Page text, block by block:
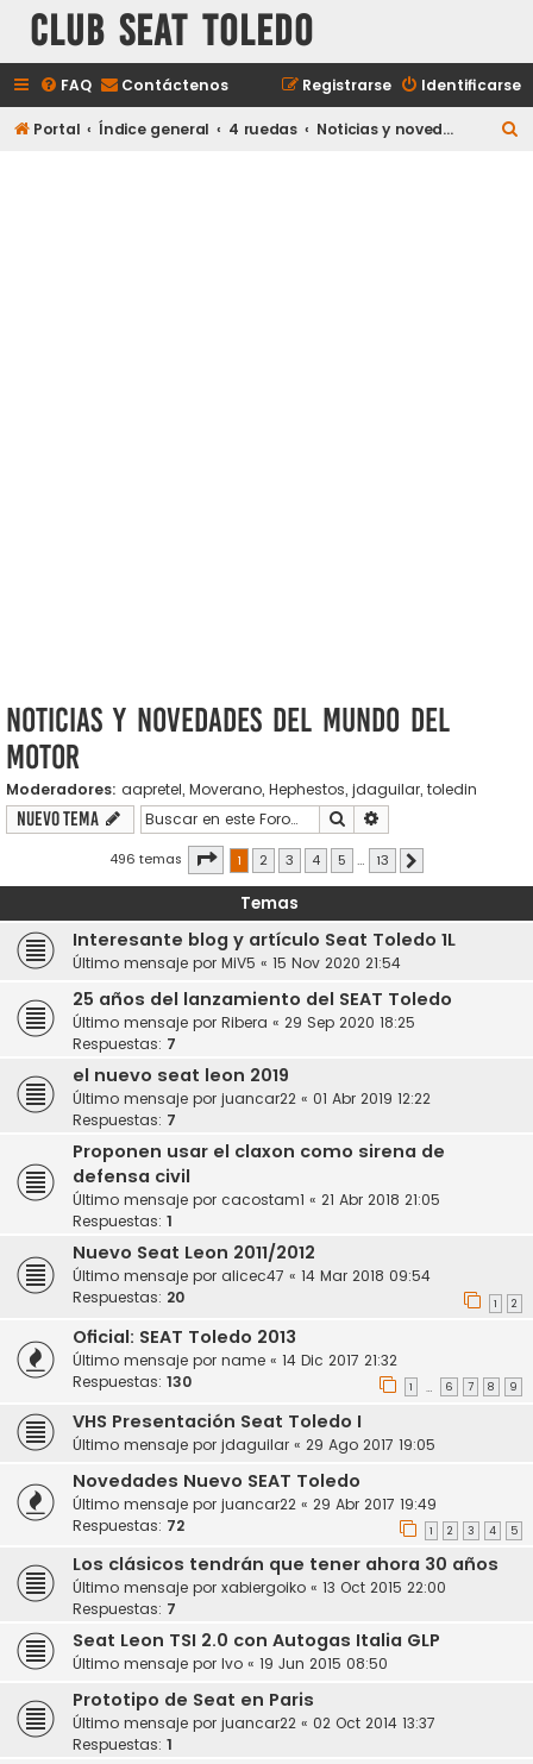
Club Seat Toledo
FAQ Contáctenos Identificarse
Registrarse
Portal Índice general 4 ruedas Noticias y novedades del mundo del motor
Noticias y novedades del mundo del
motor
Moderadores: aapretel, Moverano, Hephestos, jdaguilar, toledin
Nuevo Tema Buscar
496 temas Página de 13
1 2 3 4 5 … 13
Temas
Interesante blog y artículo Seat Toledo 1L
Último mensaje por MiV5 « 15 Nov 2020 21:54
25 años del lanzamiento del SEAT Toledo
Último mensaje por Ribera « 29 Sep 2020 18:25
Respuestas: 7
el nuevo seat leon 2019
Último mensaje por juancar22 « 01 Abr 2019 12:22
Respuestas: 7
Proponen usar el claxon como sirena de
defensa civil
Último mensaje por cacostam1 « 21 Abr 2018 21:05
Respuestas: 1
Nuevo Seat Leon 2011/2012
Último mensaje por alicec47 « 14 Mar 2018 09:54
Respuestas: 20 1 2
Oficial: SEAT Toledo 2013
Último mensaje por name « 14 Dic 2017 21:32
Respuestas: 130 1 … 6 7 8 9
VHS Presentación Seat Toledo I
Último mensaje por jdaguilar « 29 Ago 2017 19:05
Novedades Nuevo SEAT Toledo
Último mensaje por juancar22 « 29 Abr 2017 19:49
Respuestas: 72 1 2 3 4 5
Los clásicos tendrán que tener ahora 30 años
Último mensaje por xabiergoiko « 13 Oct 2015 22:00
Respuestas: 7
Seat Leon TSI 2.0 con Autogas Italia GLP
Último mensaje por Ivo « 19 Jun 2015 08:50
Prototipo de Seat en Paris
Último mensaje por juancar22 « 02 Oct 2014 13:37
Respuestas: 1